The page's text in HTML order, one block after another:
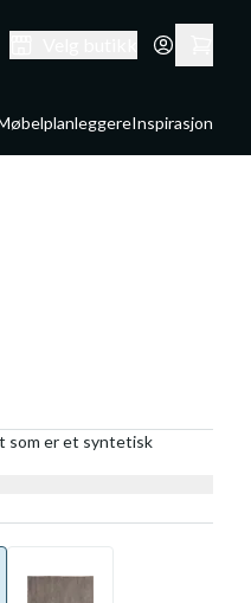
Inspirasjon
som er et syntetisk